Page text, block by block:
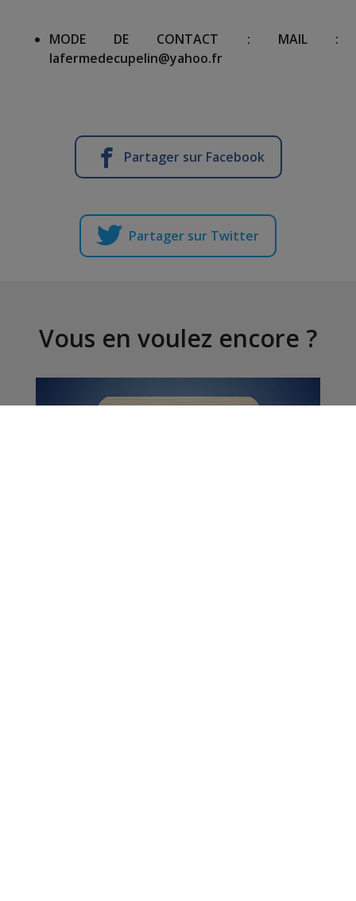
MODE DE CONTACT : MAIL :
lafermedecupelin@yahoo.fr
Partager sur Facebook
Partager sur Twitter
Vous en voulez encore ?